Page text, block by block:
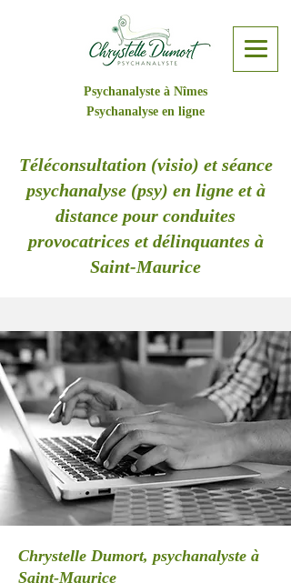
Psychanalyste à Nîmes
Psychanalyse en ligne
Téléconsultation (visio) et séance
psychanalyse (psy) en ligne et à
distance pour conduites
provocatrices et délinquantes à
Saint-Maurice
Chrystelle Dumort, psychanalyste à
Saint-Maurice